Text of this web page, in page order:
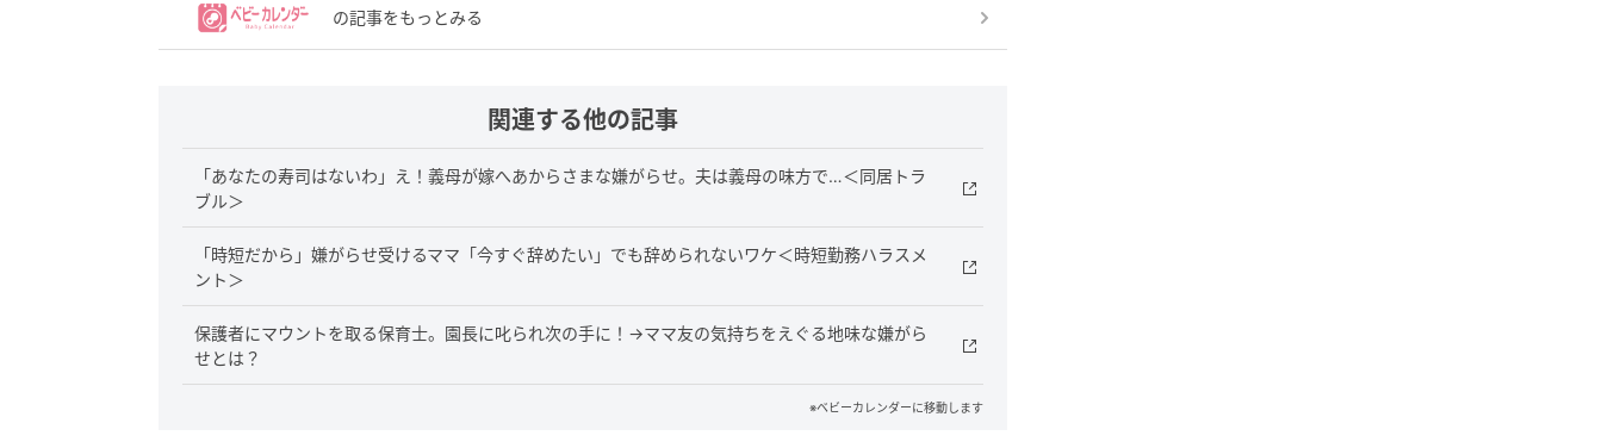
の記事をもっとみる
関連する他の記事
「あなたの寿司はないわ」え！義母が嫁へあからさまな嫌がらせ。夫は義母の味方で…＜同居トラ
ブル＞
「時短だから」嫌がらせ受けるママ「今すぐ辞めたい」でも辞められないワケ＜時短勤務ハラスメ
ント＞
保護者にマウントを取る保育士。園長に叱られ次の手に！→ママ友の気持ちをえぐる地味な嫌がら
せとは？
※ベビーカレンダーに移動します